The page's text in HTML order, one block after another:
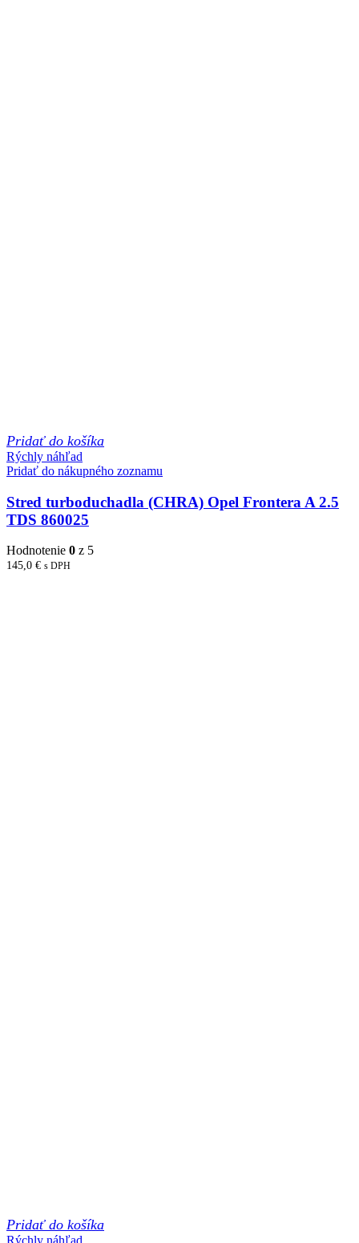
Pridať do košíka
Rýchly náhľad
Pridať do nákupného zoznamu
Stred turboduchadla (CHRA) Opel Frontera A 2.5
TDS 860025
Hodnotenie 0 z 5
145,0 € s DPH
Pridať do košíka